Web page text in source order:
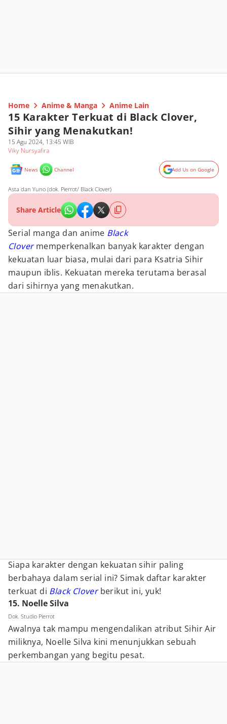
Home Anime & Manga Anime Lain
15 Karakter Terkuat di Black Clover,
Sihir yang Menakutkan!
15 Agu 2024, 13:45 WIB
Viky Nursyafira
News Channel Add Us on Google
Asta dan Yuno (dok. Pierrot/ Black Clover)
Share Article
Serial manga dan anime Black
Clovermemperkenalkan banyak karakter dengan
kekuatan luar biasa, mulai dari para Ksatria Sihir
maupun iblis. Kekuatan mereka terutama berasal
dari sihirnya yang menakutkan.
Siapa karakter dengan kekuatan sihir paling
berbahaya dalam serial ini? Simak daftar karakter
terkuat di Black Clover berikut ini, yuk!
15. Noelle Silva
Dok. Studio Pierrot
Awalnya tak mampu mengendalikan atribut Sihir Air
miliknya, Noelle Silva kini menunjukkan sebuah
perkembangan yang begitu pesat.